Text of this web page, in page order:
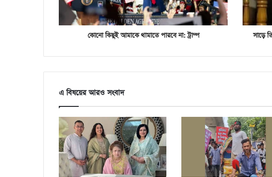
কোনো কিছুই আমাকে থামাতে পারবে না: ট্রাম্প সাড়ে
এ বিষয়ের আরও সংবাদ